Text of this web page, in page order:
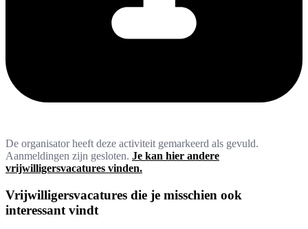
De organisator heeft deze activiteit gemarkeerd als gevuld.
Aanmeldingen zijn gesloten. Je kan hier andere
vrijwilligersvacatures vinden.
Vrijwilligersvacatures die je misschien ook
interessant vindt